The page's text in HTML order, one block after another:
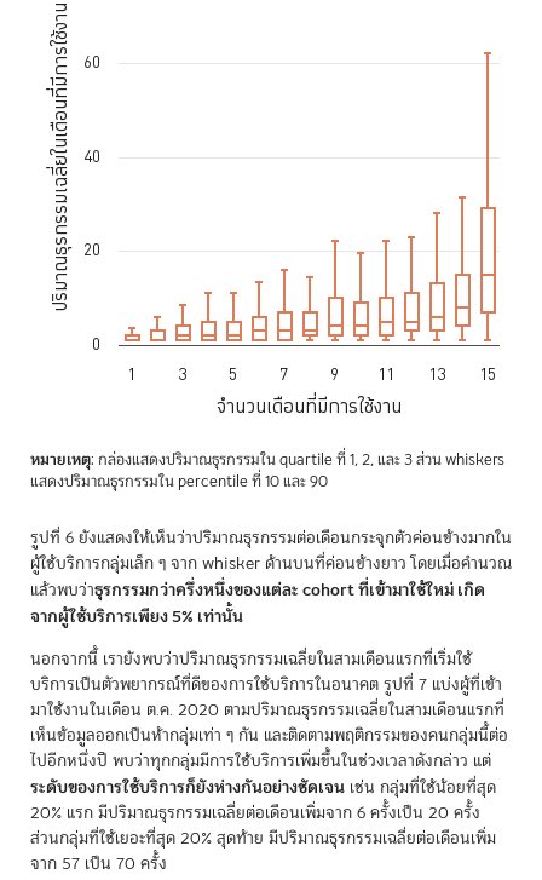
Boxplot with 15 boxes. Box plot charts are typically used to
The chart has 1 X axis displaying จำนวนเดือนที่มีการใช้งาน.
The chart has 1 Y axis displaying ปริมาณธุรกรรมเฉลี่ยในเดือนที่มีการใ
จำนวนเดือนที่มีการใช้งาน
ปริมาณธุรกรรมเฉลี่ยในเดือนที่มีการใช้งาน
1 3 5 7 9 11 13 15
0
20
40
60
End of interactive chart.
หมายเหตุ: กล่องแสดงปริมาณธุรกรรมใน quartile ที่ 1, 2, และ 3 ส่วน whiskers
แสดงปริมาณธุรกรรมใน percentile ที่ 10 และ 90
รูปที่ 6 ยังแสดงให้เห็นว่าปริมาณธุรกรรมต่อเดือนกระจุกตัวค่อนข้างมากใน
ผู้ใช้บริการกลุ่มเล็ก ๆ จาก whisker ด้านบนที่ค่อนข้างยาว โดยเมื่อคำนวณ
แล้วพบว่าธุรกรรมกว่าครึ่งหนึ่งของแต่ละ cohort ที่เข้ามาใช้ใหม่ เกิด
จากผู้ใช้บริการเพียง 5% เท่านั้น
นอกจากนี้ เรายังพบว่าปริมาณธุรกรรมเฉลี่ยในสามเดือนแรกที่เริ่มใช้
บริการเป็นตัวพยากรณ์ที่ดีของการใช้บริการในอนาคต รูปที่ 7 แบ่งผู้ที่เข้า
มาใช้งานในเดือน ต.ค. 2020 ตามปริมาณธุรกรรมเฉลี่ยในสามเดือนแรกที่
เห็นข้อมูลออกเป็นห้ากลุ่มเท่า ๆ กัน และติดตามพฤติกรรมของคนกลุ่มนี้ต่อ
ไปอีกหนึ่งปี พบว่าทุกกลุ่มมีการใช้บริการเพิ่มขึ้นในช่วงเวลาดังกล่าว แต่
ระดับของการใช้บริการก็ยังห่างกันอย่างชัดเจน เช่น กลุ่มที่ใช้น้อยที่สุด
20% แรก มีปริมาณธุรกรรมเฉลี่ยต่อเดือนเพิ่มจาก 6 ครั้งเป็น 20 ครั้ง
ส่วนกลุ่มที่ใช้เยอะที่สุด 20% สุดท้าย มีปริมาณธุรกรรมเฉลี่ยต่อเดือนเพิ่ม
จาก 57 เป็น 70 ครั้ง